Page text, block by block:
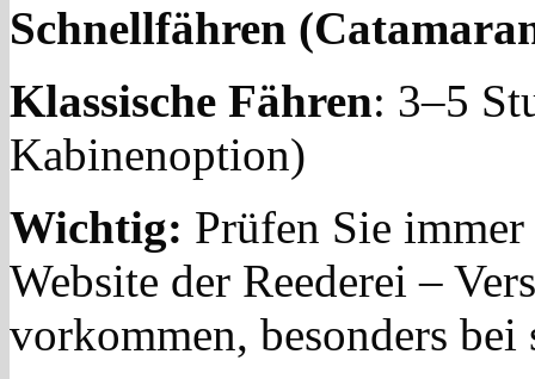
Schnellfähren
Klassische Fähren: 3–5
Kabinenoption)
Wichtig: Prüfen Sie
Website der Reederei –
vorkommen, besonders bei